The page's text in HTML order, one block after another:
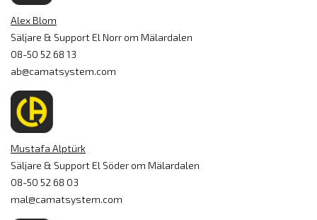
Alex Blom
Säljare & Support El Norr om Mälardalen
08-50 52 68 13
ab@camatsystem.com
Mustafa Alptürk
Säljare & Support El Söder om Mälardalen
08-50 52 68 03
mal@camatsystem.com